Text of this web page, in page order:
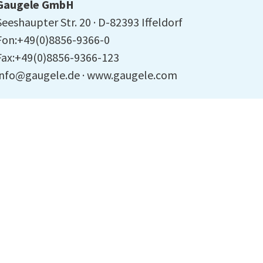
GmbH
Str. 20
D-82393 Iffeldorf
9366-0
9366-123
www.gaugele.com